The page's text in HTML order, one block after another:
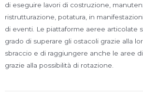
di eseguire lavori di costruzione,
ristrutturazione, potatura, in
di eventi. Le piattaforme aeree articolate
grado di superare gli ostacoli grazie alla
sbraccio e di raggiungere anche le aree
grazie alla possibilità di rotazione.